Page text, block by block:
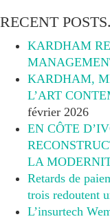
RECENT POSTS.
KARDHAM
KARDHAM,
L’ART
février 2026
EN CÔTE
LA
Retards de
trois redoutent
L’insurtech